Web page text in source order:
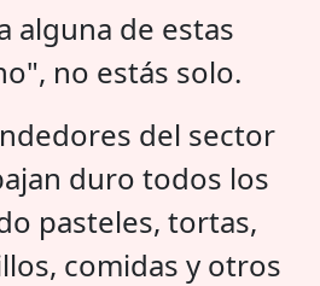
alguna de estas
no estás solo.
del sector
duro todos los
pasteles, tortas,
comidas y otros